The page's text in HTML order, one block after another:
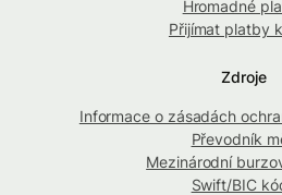
Hromadné
Přijímat platby
Zdroje
Informace o zásadách
Převodník
Mezinárodní
Swift/BIC